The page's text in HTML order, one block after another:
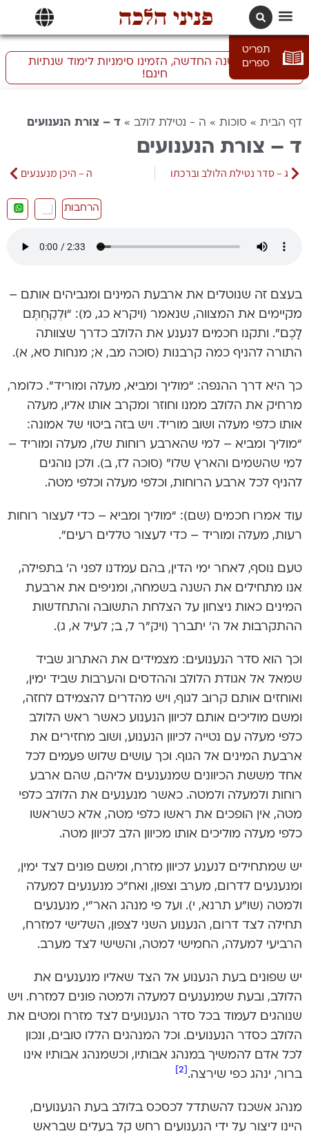
פניני הלכה
תפריט
ספרים
התכוננו לשנה החדשה, הזמינו סימניות לימוד שנתיות
חינם!
דף הבית » סוכות » ה - נטילת לולב » ד – צורת הנענועים
ד – צורת הנענועים
ג – סדר נטילת הלולב וברכתו ה – היכן מנענעים
הרחבות
בעצם זה שנוטלים את ארבעת המינים ומגביהים אותם –
מקיימים את המצווה, שנאמר (ויקרא כג, מ): “וּלְקַחְתֶּם
לָכֶם”. ותקנו חכמים לנענע את הלולב כדרך שצוותה
התורה להניף כמה קרבנות (סוכה מב, א; מנחות סא, א).
כך היא דרך ההנפה: “מוליך ומביא, מעלה ומוריד”. כלומר,
מרחיק את הלולב ממנו וחוזר ומקרב אותו אליו, מעלה
אותו כלפי מעלה ושוב מוריד. ויש בזה ביטוי של אמונה:
“מוליך ומביא – למי שהארבע רוחות שלו, מעלה ומוריד –
למי שהשמים והארץ שלו” (סוכה לז, ב). ולכן נוהגים
להניף לכל ארבע הרוחות, וכלפי מעלה וכלפי מטה.
עוד אמרו חכמים (שם): “מוליך ומביא – כדי לעצור רוחות
רעות, מעלה ומוריד – כדי לעצור טללים רעים”.
טעם נוסף, לאחר ימי הדין, בהם עמדנו לפני ה’ בתפילה,
אנו מתחילים את השנה בשמחה, ומניפים את ארבעת
המינים כאות ניצחון על הצלחת התשובה והתחדשות
ההתקרבות אל ה’ יתברך (ויק”ר ל, ב; לעיל א, ג).
וכך הוא סדר הנענועים: מצמידים את האתרוג שביד
שמאל אל אגודת הלולב וההדסים והערבות שביד ימין,
ואוחזים אותם קרוב לגוף, ויש מהדרים להצמידם לחזה,
ומשם מוליכים אותם לכיוון הנענוע כאשר ראש הלולב
כלפי מעלה עם נטייה לכיוון הנענוע, ושוב מחזירים את
ארבעת המינים אל הגוף. וכך עושים שלוש פעמים לכל
אחד מששת הכיוונים שמנענעים אליהם, שהם ארבע
רוחות ולמעלה ולמטה. כאשר מנענעים את הלולב כלפי
מטה, אין הופכים את ראשו כלפי מטה, אלא כשראשו
כלפי מעלה מוליכים אותו מכיוון הלב לכיוון מטה.
יש שמתחילים לנענע לכיוון מזרח, ומשם פונים לצד ימין,
ומנענעים לדרום, מערב וצפון, ואח”כ מנענעים למעלה
ולמטה (שו”ע תרנא, י). ועל פי מנהג האר”י, מנענעים
תחילה לצד דרום, הנענוע השני לצפון, השלישי למזרח,
הרביעי למעלה, החמישי למטה, והשישי לצד מערב.
יש שפונים בעת הנענוע אל הצד שאליו מנענעים את
הלולב, ובעת שמנענעים למעלה ולמטה פונים למזרח. ויש
שנוהגים לעמוד בכל סדר הנענועים לצד מזרח ומטים את
הלולב כסדר הנענועים. וכל המנהגים הללו טובים, ונכון
לכל אדם להמשיך במנהג אבותיו, וכשמנהג אבותיו אינו
ברור, ינהג כפי שירצה.
מנהג אשכנז להשתדל לכסכס בלולב בעת הנענועים,
היינו ליצור על ידי הנענועים רחש קל בעלים שבראש